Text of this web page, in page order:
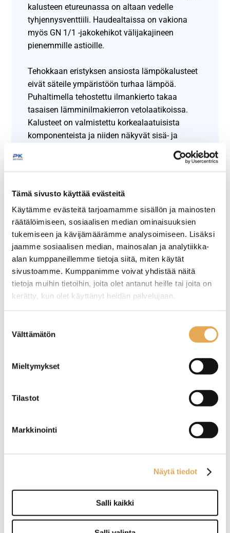
Tämä sivusto käyttää evästeitä
Käytämme evästeitä tarjoamamme sisällön ja mainosten
räätälöimiseen, sosiaalisen median ominaisuuksien
tukemiseen ja kävijämäärämme analysoimiseen. Lisäksi
jaamme sosiaalisen median, mainosalan ja analytiikka-
alan kumppaneillemme tietoja siitä, miten käytät
sivustoamme. Kumppanimme voivat yhdistää näitä
tietoja muihin tietoihin, joita olet antanut heille tai joita on
kerätty, kun olet käyttänyt heidän palvelujaan.
valinta
Välttämätön
Mieltymykset
Tilastot
Markkinointi
Näytä tiedot
Salli kaikki
kalusteen etureunassa on altaan vedelle
tyhjennysventtiili. Haudealtaissa on vakiona
myös GN 1/1 -jakokehikot välijakajineen
pienemmille astioille.
Tehokkaan eristyksen ansiosta lämpökalusteet
eivät säteile ympäristöön turhaa lämpöä.
Puhaltimella tehostettu ilmankierto takaa
tasaisen lämminilmakierron vetolaatikoissa.
Kalusteet on valmistettu korkealaatuisista
komponenteista ja niiden näkyvät sisä- ja
Alhainen energiankulutus.
Haudealtaan lämpötila +30...90°C,
lämpövetolaatikoston +30...+75°C.
Pitkäikäinen ja helppokäyttöinen.
Lämpöeristeet HFC-vapaa polyuretaani.
Alaosassa laatikoille on termostaattiohjattu
puhaltimella varustettu lämpökasetti.
Vaivaton puhdistaa ja huoltaa.
Jalat ruostumatonta terästä, korkeussäätö -5
Tämäkin laite sopivasti
rahoituksella